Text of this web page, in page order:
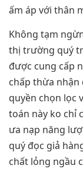
ấm áp với thân
Không tạm
thị trường quý
được cung cấp
chấp thừa nhận
quyền chọn lọc
toán này ko chỉ
ưa nạp năng
quý đọc giả
chất lỏng ngầu